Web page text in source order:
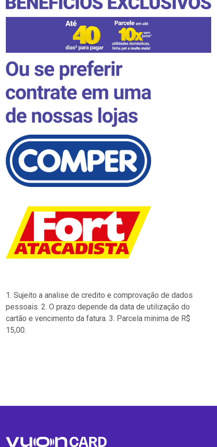
1. Sujeito a analise de credito e comprovação de dados
pessoais. 2. O prazo depende da data de utilização do
cartão e vencimento da fatura. 3. Parcela minima de R$
15,00.